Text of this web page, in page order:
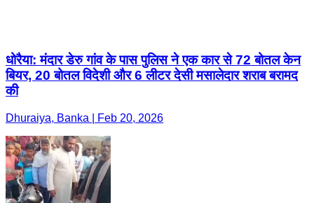
धोरैया: मंदार डेरु गांव के पास पुलिस ने एक कार से 72 बोतल केन
बियर, 20 बोतल विदेशी और 6 लीटर देसी मसालेदार शराब बरामद
की
Dhuraiya, Banka | Feb 20, 2026